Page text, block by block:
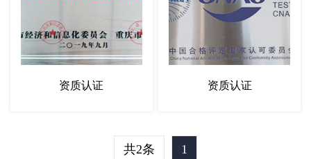
资质认证 资质认证
共2条 1